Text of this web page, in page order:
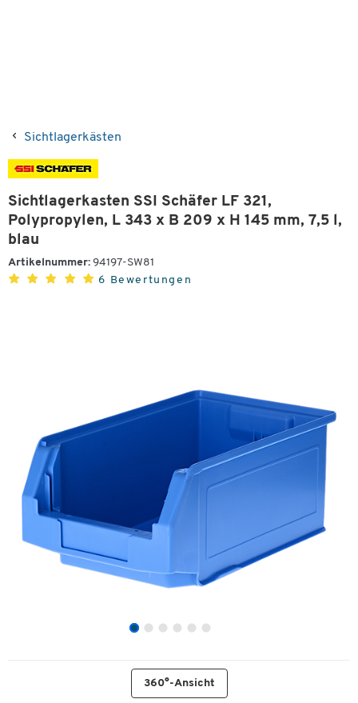
Sichtlagerkästen
Sichtlagerkasten SSI Schäfer LF 321,
Polypropylen, L 343 x B 209 x H 145 mm, 7,5 l,
blau
Artikelnummer: 94197-SW81
6 Bewertungen
360°-Ansicht